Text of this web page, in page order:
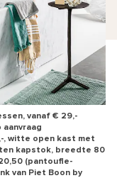
vanaf € 29,-
, witte open kast met
kapstok, breedte 80
(pantoufle-
van Piet Boon by